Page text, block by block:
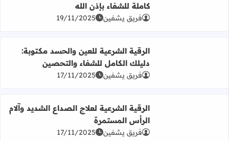
كاملة للشفاء بإذن الله
فريق يشفين 19/11/2025
اقرأ المزيد عن الرقية الشرعية للعين والحسد مكتوبة: دليلك
الرقية الشرعية للعين والحسد مكتوبة:
دليلك الكامل للشفاء والتحصين
فريق يشفين 17/11/2025
اقرأ المزيد عن الرقية الشرعية لعلاج الصداع الشديد وآلام
الرقية الشرعية لعلاج الصداع الشديد وآلام
الرأس المستمرة
فريق يشفين 17/11/2025